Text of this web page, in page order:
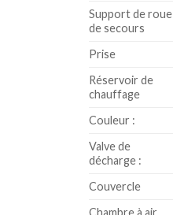
Support de roue
de secours
Prise
Réservoir de
chauffage
Couleur :
Valve de
décharge :
Couvercle
Chambre à air